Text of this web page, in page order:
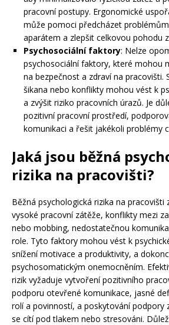
pracovní postupy. Ergonomické
může pomoci předcházet
aparátem a zlepšit celkovou pohodu
Psychosociální faktory: Nelze
psychosociální faktory, které mohou
na bezpečnost a zdraví na pracovišti.
šikana nebo konflikty mohou vést k
a zvýšit riziko pracovních úrazů. Je
pozitivní pracovní prostředí,
komunikaci a řešit jakékoli problémy
Jaká jsou běžná
rizika na pracovišti?
Běžná psychologická rizika na pracovišti
vysoké pracovní zátěže, konflikty mezi
nebo mobbing, nedostatečnou
role. Tyto faktory mohou vést k
snížení motivace a produktivity, a
psychosomatickým onemocněním.
rizik vyžaduje vytvoření pozitivního
podporu otevřené komunikace, jasné
rolí a povinností, a poskytování podpory
se cítí pod tlakem nebo stresováni.